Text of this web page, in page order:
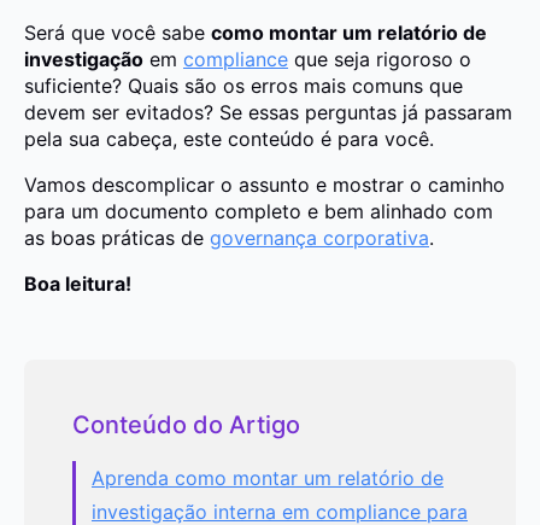
Será que você sabe como montar um relatório de
investigação em compliance que seja rigoroso o
suficiente? Quais são os erros mais comuns que
devem ser evitados? Se essas perguntas já passaram
pela sua cabeça, este conteúdo é para você.
Vamos descomplicar o assunto e mostrar o caminho
para um documento completo e bem alinhado com
as boas práticas de governança corporativa.
Boa leitura!
Conteúdo do Artigo
Aprenda como montar um relatório de
investigação interna em compliance para